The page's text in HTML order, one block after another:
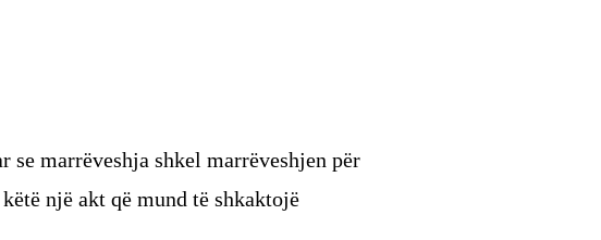
se marrëveshja shkel marrëveshjen për
një akt që mund të shkaktojë